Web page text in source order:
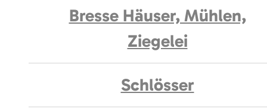
Bresse Häuser, Mühlen,
Ziegelei
Schlösser